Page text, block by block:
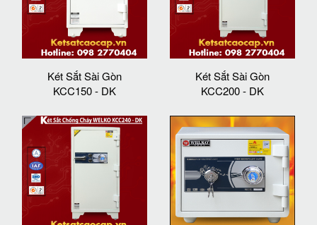
Két Sắt Sài Gòn
KCC150 - DK
Két Sắt Sài Gòn
KCC200 - DK